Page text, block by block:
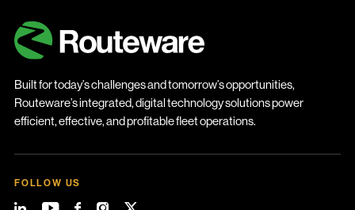
Built for today’s challenges and tomorrow’s opportunities,
Routeware’s integrated, digital technology solutions power
efficient, effective, and profitable fleet operations.
FOLLOW US